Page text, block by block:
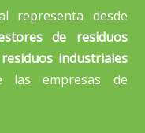
representa desde
de residuos
residuos industriales
empresas de